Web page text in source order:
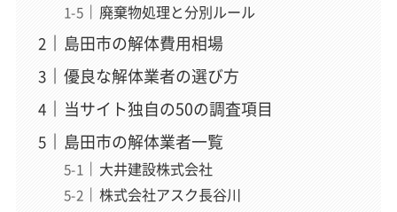
廃棄物処理と分別ルール
島田市の解体費用相場
優良な解体業者の選び方
当サイト独自の50の調査項目
島田市の解体業者一覧
大井建設株式会社
株式会社アスク長谷川